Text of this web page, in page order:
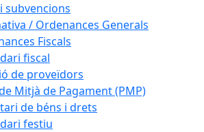
subvencions
/ Ordenances Generals
Fiscals
fiscal
de proveïdors
Mitjà de Pagament (PMP)
de béns i drets
festiu